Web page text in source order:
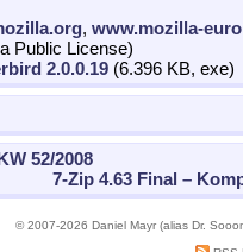
, www.mozilla-
Public License)
2.0.0.19 (6.396 KB, exe)
52/2008
7-Zip 4.63 Final –
© 2007-2026 Daniel Mayr (alias Dr.